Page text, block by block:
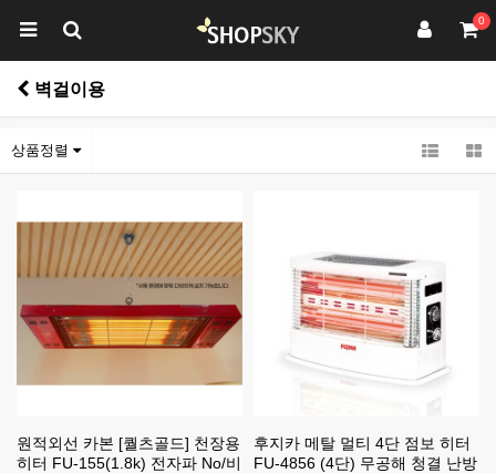
0
벽걸이용
상품정렬
원적외선 카본 [퀄츠골드] 천장용
히터 FU-155(1.8k) 전자파 No/비
후지카 메탈 멀티 4단 점보 히터
FU-4856 (4단) 무공해 청결 난방